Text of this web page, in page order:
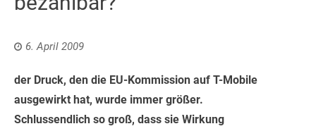
6. April 2009
der Druck, den die EU-Kommission auf T-Mobile
ausgewirkt hat, wurde immer größer.
Schlussendlich so groß, dass sie Wirkung